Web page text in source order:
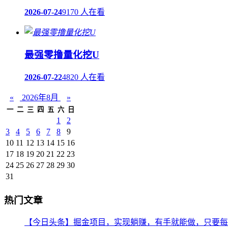
2026-07-249170 人在看
最强零撸量化挖U
2026-07-224820 人在看
« 2026年8月 »
一 二 三 四 五 六 日
1
2
3
4 5 6 7 8
9
10 11 12 13 14 15 16
17 18 19 20 21 22 23
24 25 26 27 28 29 30
31
热门文章
【今日头条】掘金项目，实现躺赚，有手就能做，只要